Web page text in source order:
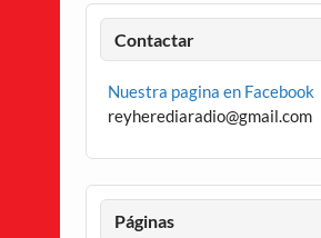
Contactar
Nuestra pagina en Facebook
reyherediaradio@gmail.com
Páginas